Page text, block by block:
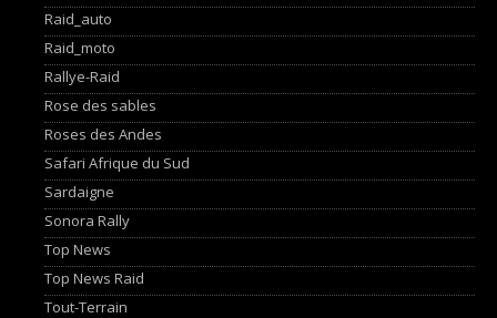
Raid_auto
Raid_moto
Rallye-Raid
Rose des sables
Roses des Andes
Safari Afrique du Sud
Sardaigne
Sonora Rally
Top News
Top News Raid
Tout-Terrain